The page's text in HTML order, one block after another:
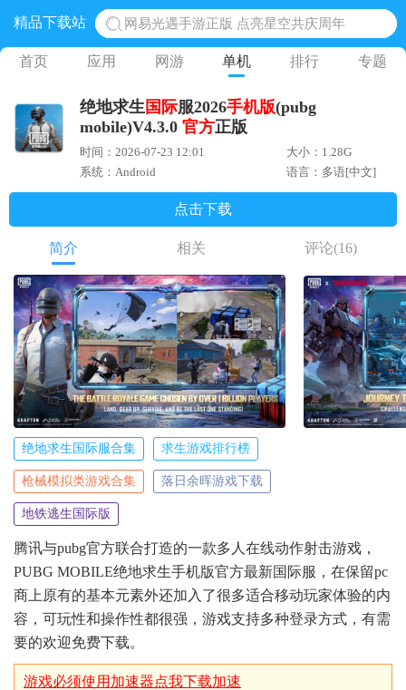
精品下载站
网易光遇手游正版 点亮星空共庆周年
黎明觉醒生机腾讯正版 黎明觉醒生机国际服
蛋仔派对下载 蛋仔派对体验服
奥特曼王者传奇 正版奥特曼游戏
地铁跑酷体验服国际服 地铁跑酷体验服版本
首页 应用 网游 单机 排行 专题
绝地求生国际服2026手机版(pubg
mobile)V4.3.0 官方正版
时间：2026-07-23 12:01
大小：1.28G
系统：Android
语言：多语[中文]
点击下载
简介 相关 评论(16)
绝地求生国际服合集 求生游戏排行榜
枪械模拟类游戏合集 落日余晖游戏下载
地铁逃生国际版
腾讯与pubg官方联合打造的一款多人在线动作射击游戏，
PUBG MOBILE绝地求生手机版官方最新国际服，在保留pc
商上原有的基本元素外还加入了很多适合移动玩家体验的内
容，可玩性和操作性都很强，游戏支持多种登录方式，有需
要的欢迎免费下载。
游戏必须使用加速器点我下载加速